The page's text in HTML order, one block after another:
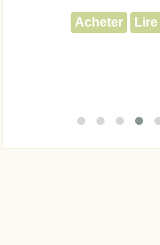
Acheter